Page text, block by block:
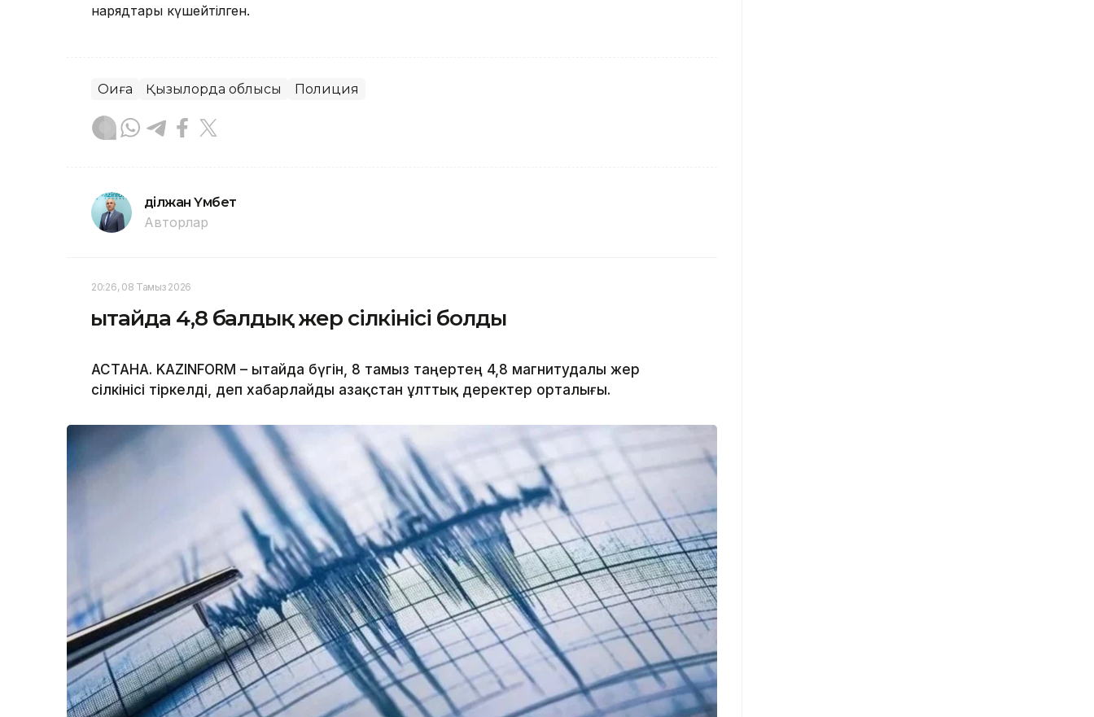
нарядтары күшейтілген.
Оқиға Қызылорда облысы Полиция
Әділжан Үмбет
Авторлар
20:26, 08 Тамыз 2026
Қытайда 4,8 балдық жер сілкінісі болды
АСТАНА. KAZINFORM – Қытайда бүгін, 8 тамыз таңертең 4,8 магнитудалы жер
сілкінісі тіркелді, деп хабарлайды Қазақстан ұлттық деректер орталығы.